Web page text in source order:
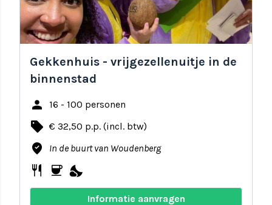
Gekkenhuis - vrijgezellenuitje in de
binnenstad
person 16 - 100 personen
local_offer € 32,50 p.p. (incl. btw)
where_to_vote In de buurt van Woudenberg
restaurant coffee nights_stay
Informatie aanvragen